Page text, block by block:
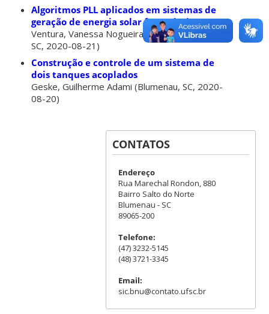
Algoritmos PLL aplicados em sistemas de
geração de energia solar fotovoltaica
Ventura, Vanessa Nogueira da Silva(Blumenau,
SC, 2020-08-21 )
Construção e controle de um sistema de
dois tanques acoplados
Geske, Guilherme Adami(Blumenau, SC, 2020-
08-20)
CONTATOS
Endereço
Rua Marechal Rondon, 880
Bairro Salto do Norte
Blumenau - SC
89065-200
Telefone:
(47) 3232-5145
(48) 3721-3345
Email:
sic.bnu@contato.ufsc.br